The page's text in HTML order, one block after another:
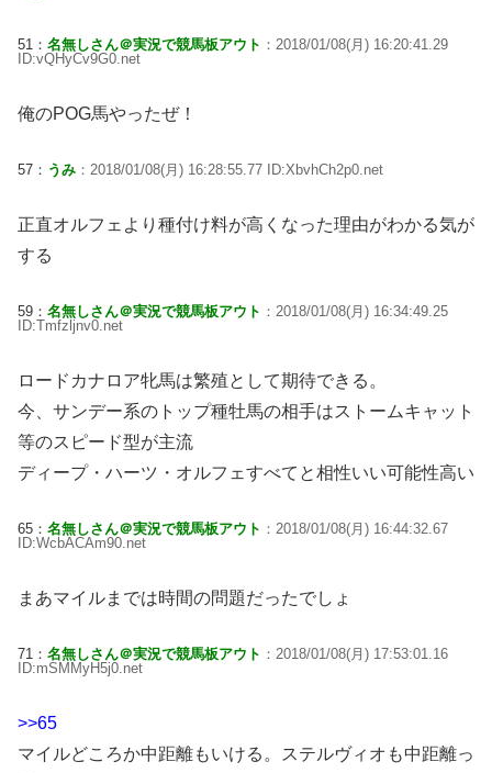
51： 名無しさん＠実況で競馬板アウト ：2018/01/08(月) 16:20:41.29
ID:vQHyCv9G0.net
俺のPOG馬やったぜ！
57： うみ ：2018/01/08(月) 16:28:55.77 ID:XbvhCh2p0.net
正直オルフェより種付け料が高くなった理由がわかる気が
する
59： 名無しさん＠実況で競馬板アウト ：2018/01/08(月) 16:34:49.25
ID:Tmfzljnv0.net
ロードカナロア牝馬は繁殖として期待できる。
今、サンデー系のトップ種牡馬の相手はストームキャット
等のスピード型が主流
ディープ・ハーツ・オルフェすべてと相性いい可能性高い
65： 名無しさん＠実況で競馬板アウト ：2018/01/08(月) 16:44:32.67
ID:WcbACAm90.net
まあマイルまでは時間の問題だったでしょ
71： 名無しさん＠実況で競馬板アウト ：2018/01/08(月) 17:53:01.16
ID:mSMMyH5j0.net
>>65
マイルどころか中距離もいける。ステルヴィオも中距離っ